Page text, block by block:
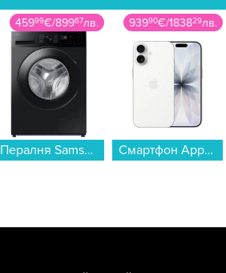
45999€/89967лв.
Пералня Samsung WW80FG5L32ABLE , 1200 об./мин., 8.00 kg, A , Черен...
93990€/183829лв.
Смартфон Apple iPhone 17 256GB White mg6k4 , 256 GB, 8 GB...